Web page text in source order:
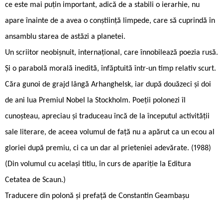
ce este mai puțin important, adică de a stabili o ierarhie, nu
apare înainte de a avea o conștiință limpede, care să cuprindă în
ansamblu starea de astăzi a planetei.
Un scriitor neobișnuit, internațional, care înnobilează poezia rusă.
Și o parabolă morală inedită, înfăptuită într-un timp relativ scurt.
Căra gunoi de grajd lângă Arhanghelsk, iar după douăzeci și doi
de ani lua Premiul Nobel la Stockholm. Poeții polonezi îl
cunoșteau, apreciau și traduceau încă de la începutul activității
sale literare, de aceea volumul de față nu a apărut ca un ecou al
gloriei după premiu, ci ca un dar al prieteniei adevărate. (1988)
(Din volumul cu același titlu, în curs de apariție la Editura
Cetatea de Scaun.)
Traducere din polonă și prefață de Constantin Geambașu